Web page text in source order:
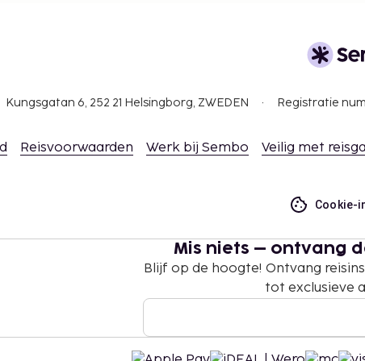
volledig. Toeslagen en borgsommen zijn mogelijk
bedrag van EUR 1000 niet overschrijden. Neem
ouder. De test mag niet langer dan 48 uur voor
zijn. De vereiste voor een vaccinatiebewijs
voor alle gasten van 12 jaar en ouder. Gasten
voor het inchecken volledig gevaccineerd te
Kungsgatan 6, 252 21 Helsingborg, ZWEDEN Registratie
Reisvoorwaarden Werk bij Sembo Veilig met
Cookie-
Mis niets – ontvang
Blijf op de hoogte! Ontvang
tot exclusieve